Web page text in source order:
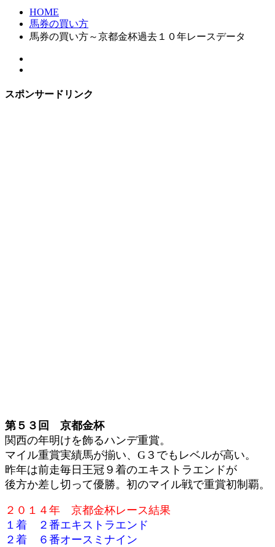
HOME
馬券の買い方
馬券の買い方～京都金杯過去１０年レースデータ
スポンサードリンク
第５３回 京都金杯
関西の年明けを飾るハンデ重賞。
マイル重賞実績馬が揃い、G３でもレベルが高い。
昨年は前走毎日王冠９着のエキストラエンドが
後方か差し切って優勝。初のマイル戦で重賞初制覇。
２０１４年 京都金杯レース結果
１着 ２番エキストラエンド
２着 ６番オースミナイン